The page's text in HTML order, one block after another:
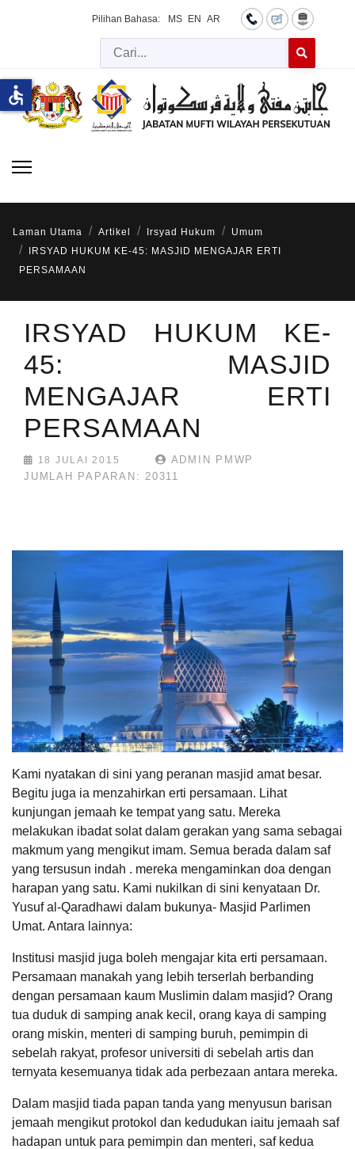
Pilihan Bahasa: MS EN AR
Cari
Laman Utama Artikel Irsyad Hukum
Umum
IRSYAD HUKUM KE-45: MASJID MENGAJAR ERTI
PERSAMAAN
IRSYAD HUKUM KE-
45: MASJID
MENGAJAR ERTI
PERSAMAAN
18 JULAI 2015
ADMIN PMWP
JUMLAH PAPARAN: 20311
Kami nyatakan di sini yang peranan masjid amat besar.
Begitu juga ia menzahirkan erti persamaan. Lihat
kunjungan jemaah ke tempat yang satu. Mereka
melakukan ibadat solat dalam gerakan yang sama sebagai
makmum yang mengikut imam. Semua berada dalam saf
yang tersusun indah . mereka mengaminkan doa dengan
harapan yang satu. Kami nukilkan di sini kenyataan Dr.
Yusuf al-Qaradhawi dalam bukunya- Masjid Parlimen
Umat. Antara lainnya:
Institusi masjid juga boleh mengajar kita erti persamaan.
Persamaan manakah yang lebih terserlah berbanding
dengan persamaan kaum Muslimin dalam masjid? Orang
tua duduk di samping anak kecil, orang kaya di samping
orang miskin, menteri di samping buruh, pemimpin di
sebelah rakyat, profesor universiti di sebelah artis dan
ternyata kesemuanya tidak ada perbezaan antara mereka.
Dalam masjid tiada papan tanda yang menyusun barisan
jemaah mengikut protokol dan kedudukan iaitu jemaah saf
hadapan untuk para pemimpin dan menteri, saf kedua
accessible